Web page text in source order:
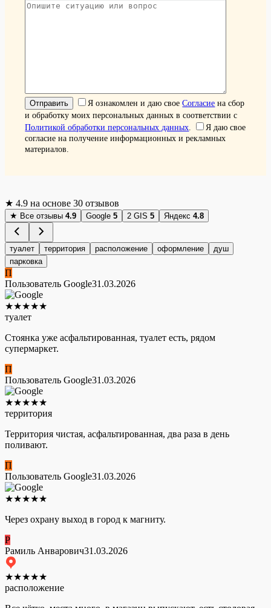
Я ознакомлен и даю своеСогласие на сбор
и обработку моих персональных данных в соответствии с
Политикой обработки персональных данных.
Я даю свое
согласие на получение информационных и рекламных
материалов.
★ 4.9 на основе 30 отзывов
★ Все отзывы 4.9 Google 5 2 GIS 5 Яндекс 4.8
туалет территория расположение оформление
душ
парковка
П
Пользователь Google31.03.2026
★★★★★
туалет
Стоянка уже асфальтированная, туалет есть, рядом
супермаркет.
П
Пользователь Google31.03.2026
★★★★★
территория
Территория чистая, асфальтированная, два раза в день
поливают.
П
Пользователь Google31.03.2026
★★★★★
Через охрану выход в город к магниту.
Р
Рамиль Анварович31.03.2026
★★★★★
расположение